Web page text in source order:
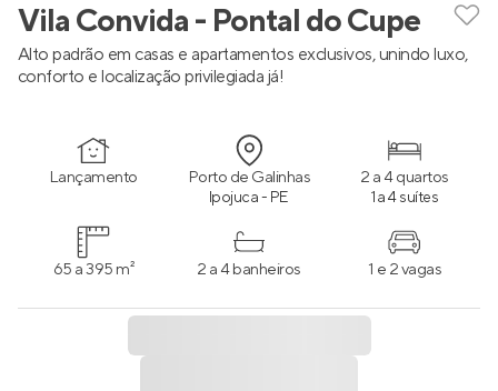
Vila Convida - Pontal do Cupe
Alto padrão em casas e apartamentos exclusivos, unindo luxo,
conforto e localização privilegiada já!
Lançamento Porto de Galinhas
Ipojuca - PE
2 a 4 quartos
1 a 4 suítes
65 a 395 m² 2 a 4 banheiros 1 e 2 vagas